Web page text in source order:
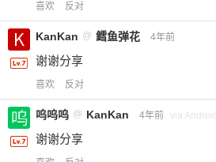
喜欢 反对
KanKan @ 鳕鱼弹花 4年前
谢谢分享
喜欢 反对
呜呜呜 @ KanKan 4年前 via Android
谢谢分享